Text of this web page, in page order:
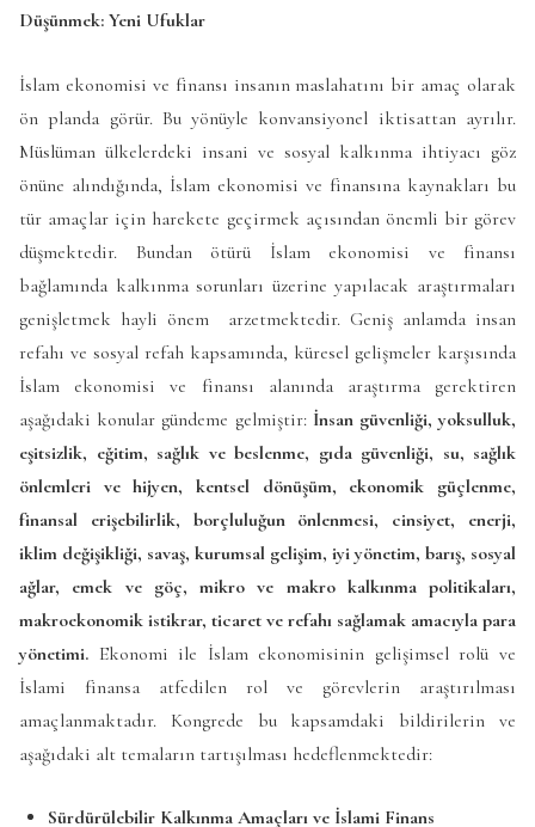
Düşünmek: Yeni Ufuklar
İslam ekonomisi ve finansı insanın maslahatını bir amaç olarak
ön planda görür. Bu yönüyle konvansiyonel iktisattan ayrılır.
Müslüman ülkelerdeki insani ve sosyal kalkınma ihtiyacı göz
önüne alındığında, İslam ekonomisi ve finansına kaynakları bu
tür amaçlar için harekete geçirmek açısından önemli bir görev
düşmektedir. Bundan ötürü İslam ekonomisi ve finansı
bağlamında kalkınma sorunları üzerine yapılacak araştırmaları
genişletmek hayli önem arzetmektedir. Geniş anlamda insan
refahı ve sosyal refah kapsamında, küresel gelişmeler karşısında
İslam ekonomisi ve finansı alanında araştırma gerektiren
aşağıdaki konular gündeme gelmiştir:İnsan güvenliği, yoksulluk,
eşitsizlik, eğitim, sağlık ve beslenme, gıda güvenliği, su, sağlık
önlemleri ve hijyen, kentsel dönüşüm, ekonomik güçlenme,
finansal erişebilirlik, borçluluğun önlenmesi, cinsiyet, enerji,
iklim değişikliği, savaş, kurumsal gelişim, iyi yönetim, barış, sosyal
ağlar, emek ve göç, mikro ve makro kalkınma politikaları,
makroekonomik istikrar, ticaret ve refahı sağlamak amacıyla para
yönetimi. Ekonomi ile İslam ekonomisinin gelişimsel rolü ve
İslami finansa atfedilen rol ve görevlerin araştırılması
amaçlanmaktadır. Kongrede bu kapsamdaki bildirilerin ve
aşağıdaki alt temaların tartışılması hedeflenmektedir:
Sürdürülebilir Kalkınma Amaçları ve İslami Finans